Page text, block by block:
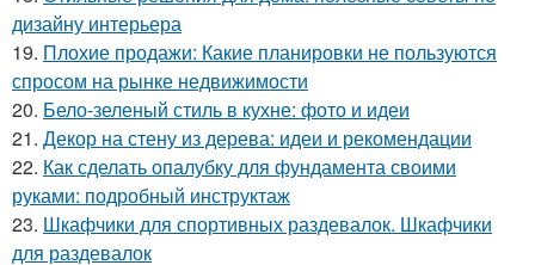
дизайну интерьера
19. Плохие продажи: Какие планировки не пользуются
спросом на рынке недвижимости
20. Бело-зеленый стиль в кухне: фото и идеи
21. Декор на стену из дерева: идеи и рекомендации
22. Как сделать опалубку для фундамента своими
руками: подробный инструктаж
23. Шкафчики для спортивных раздевалок. Шкафчики
для раздевалок